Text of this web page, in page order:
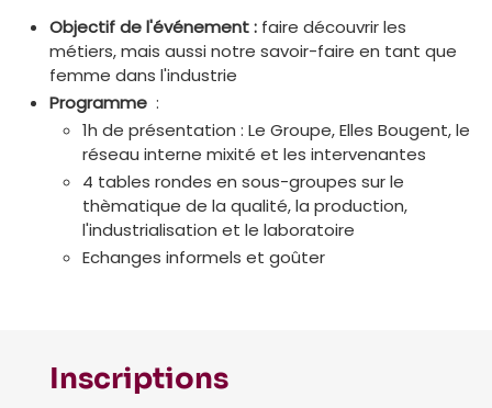
Objectif de l'événement : faire découvrir les
métiers, mais aussi notre savoir-faire en tant que
femme dans l'industrie
Programme :
1h de présentation : Le Groupe, Elles Bougent, le
réseau interne mixité et les intervenantes
4 tables rondes en sous-groupes sur le
thèmatique de la qualité, la production,
l'industrialisation et le laboratoire
Echanges informels et goûter
Inscriptions